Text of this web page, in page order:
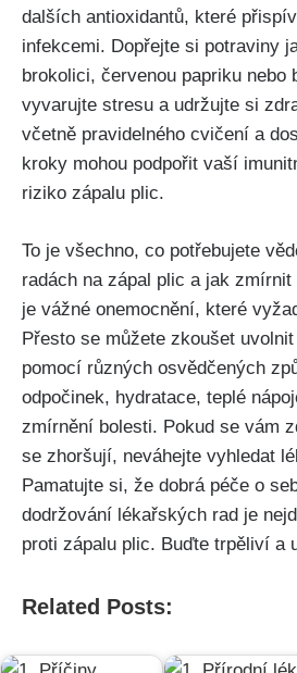
⁣dalších antioxidantů, ‌které⁤
infekcemi. Dopřejte si potraviny
brokolici, červenou papriku nebo
vyvarujte stresu a udržujte⁢ si
⁢včetně pravidelného cvičení a
⁢kroky mohou podpořit vaší⁢
riziko zápalu​ plic.
To je⁣ všechno, co potřebujete
radách na zápal ‌plic a jak⁢
je vážné onemocnění,‍ které⁢
Přesto se můžete zkoušet
⁤pomocí různých osvědčených
odpočinek, hydratace, teplé
zmírnění⁤ bolesti. Pokud se vám
se zhoršují,⁤ neváhejte vyhledat⁤
Pamatujte si, že dobrá péče ⁣o
dodržování‍ lékařských rad je
proti zápalu plic. Buďte​ trpěliví a
Related Posts: